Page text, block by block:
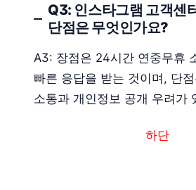
Q3: 인스타그램 고객센
단점은 무엇인가요?
A3: 장점은 24시간 연중무휴
빠른 응답을 받는 것이며, 단
소통과 개인정보 공개 우려가
하단